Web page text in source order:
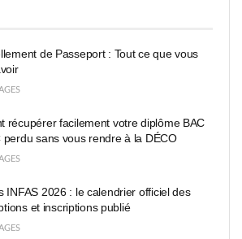
de Passeport : Tout ce que vous
récupérer facilement votre diplôme BAC
perdu sans vous rendre à la DÉCO
INFAS 2026 : le calendrier officiel des
et inscriptions publié